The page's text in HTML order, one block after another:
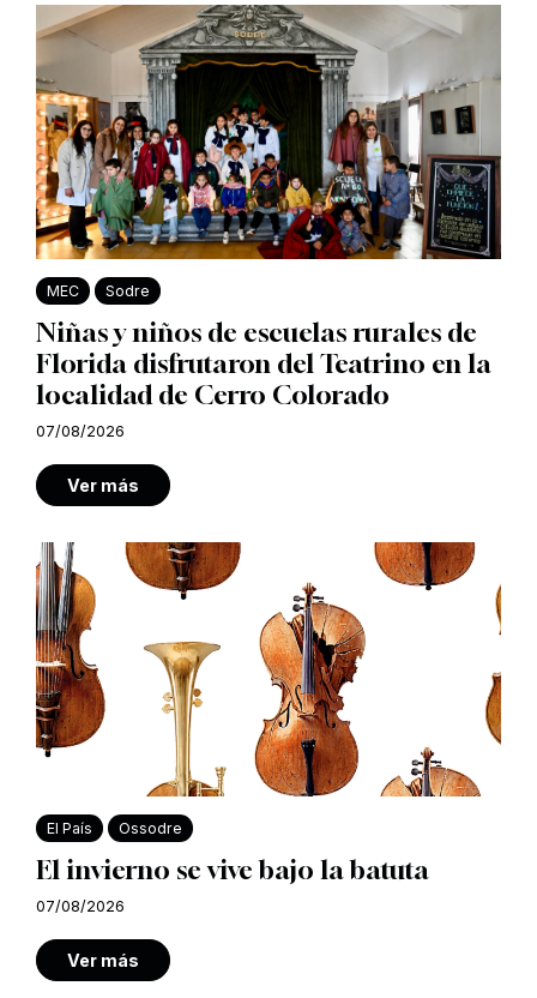
MEC Sodre
Niñas y niños de escuelas rurales de
Florida disfrutaron del Teatrino en la
localidad de Cerro Colorado
07/08/2026
Ver más
El País Ossodre
El invierno se vive bajo la batuta
07/08/2026
Ver más